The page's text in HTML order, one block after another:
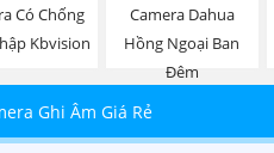
Có Chống
Kbvision
Camera Dahua
Hồng Ngoại Ban
Đêm
Ghi Âm Giá Rẻ